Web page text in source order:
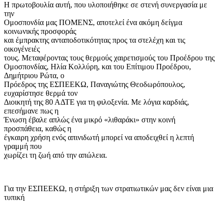
Η πρωτοβουλία αυτή, που υλοποιήθηκε σε στενή συνεργασία με
την
Ομοσπονδία μας ΠΟΜΕΝΣ, αποτελεί ένα ακόμη δείγμα
κοινωνικής προσφοράς
και έμπρακτης ανταποδοτικότητας προς τα στελέχη και τις
οικογένειές
τους. Μεταφέροντας τους θερμούς χαιρετισμούς του Προέδρου της
Ομοσπονδίας, Ηλία Κολλύρη, και του Επίτιμου Προέδρου,
Δημήτριου Ρώτα, ο
Πρόεδρος της ΕΣΠΕΕΚΩ, Παναγιώτης Θεοδωρόπουλος,
ευχαρίστησε θερμά τον
Διοικητή της 80 ΑΔΤΕ για τη φιλοξενία. Με λόγια καρδιάς,
επεσήμανε πως η
Ένωση έβαλε απλώς ένα μικρό «λιθαράκι» στην κοινή
προσπάθεια, καθώς η
έγκαιρη χρήση ενός απινιδωτή μπορεί να αποδειχθεί η λεπτή
γραμμή που
χωρίζει τη ζωή από την απώλεια.
Για την ΕΣΠΕΕΚΩ, η στήριξη των στρατιωτικών μας δεν είναι μια
τυπική